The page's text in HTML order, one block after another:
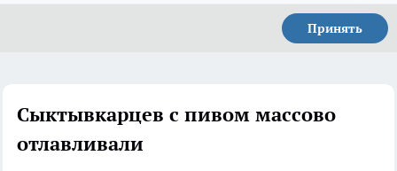
Принять
Сыктывкарцев с пивом массово
отлавливали